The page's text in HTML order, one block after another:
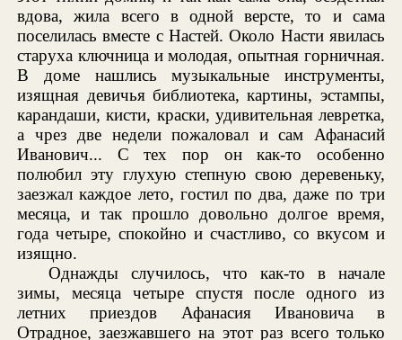
вдова, жила всего в одной версте, то и сама
поселилась вместе с Настей. Около Насти явилась
старуха ключница и молодая, опытная горничная.
В доме нашлись музыкальные инструменты,
изящная девичья библиотека, картины, эстампы,
карандаши, кисти, краски, удивительная левретка,
а чрез две недели пожаловал и сам Афанасий
Иванович... С тех пор он как-то особенно
полюбил эту глухую степную свою деревеньку,
заезжал каждое лето, гостил по два, даже по три
месяца, и так прошло довольно долгое время,
года четыре, спокойно и счастливо, со вкусом и
изящно.
Однажды случилось, что как-то в начале
зимы, месяца четыре спустя после одного из
летних приездов Афанасия Ивановича в
Отрадное, заезжавшего на этот раз всего только